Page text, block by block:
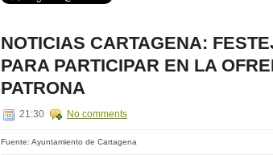
NOTICIAS CARTAGENA:
PARA PARTICIPAR EN LA
PATRONA
21:30 No comments
Fuente: Ayuntamiento de Cartagena